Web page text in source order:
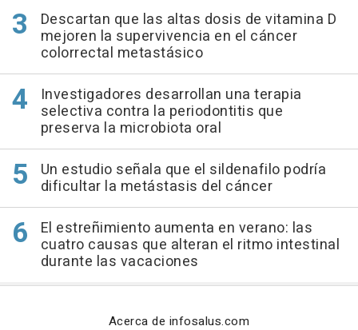
Descartan que las altas dosis de vitamina D
mejoren la supervivencia en el cáncer
colorrectal metastásico
Investigadores desarrollan una terapia
selectiva contra la periodontitis que
preserva la microbiota oral
Un estudio señala que el sildenafilo podría
dificultar la metástasis del cáncer
El estreñimiento aumenta en verano: las
cuatro causas que alteran el ritmo intestinal
durante las vacaciones
Acerca de infosalus.com